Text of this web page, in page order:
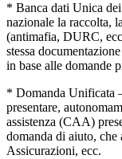
* Banca dati Unica
nazionale la raccolta,
(antimafia, DURC,
stessa
in base alle domande
* Domanda Unificata
presentare,
assistenza (CAA)
domanda di aiuto, che
Assicurazioni, ecc.